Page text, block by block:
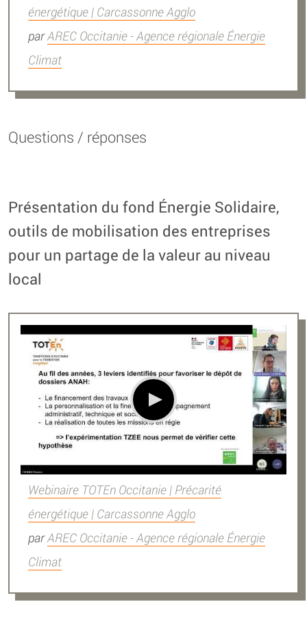
énergétique | Carcassonne Agglo
parAREC Occitanie - Agence régionale Énergie
Climat
Questions / réponses
Présentation du fond Énergie Solidaire,
outils de mobilisation des entreprises
pour un partage de la valeur au niveau
local
Webinaire TOTEn Occitanie | Précarité
énergétique | Carcassonne Agglo
parAREC Occitanie - Agence régionale Énergie
Climat